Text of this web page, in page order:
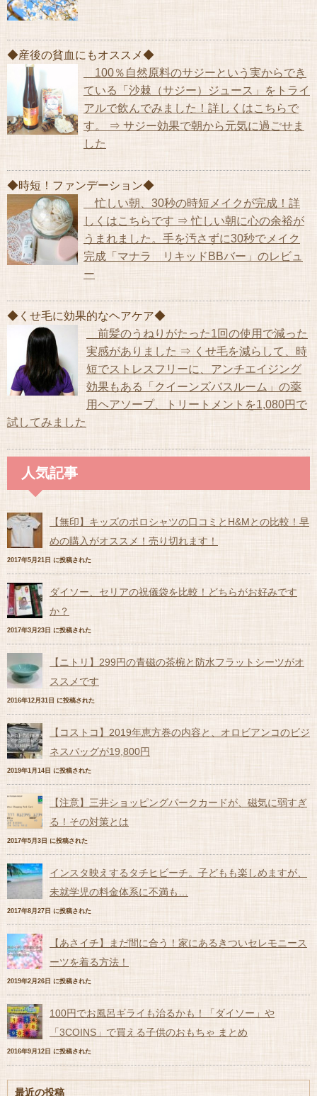
◆産後の貧血にもオススメ◆
100％自然原料のサジーという実からでき
ている「沙棘（サジー）ジュース」をトライ
アルで飲んでみました！詳しくはこちらで
す。 ⇒ サジー効果で朝から元気に過ごせま
した
◆時短！ファンデーション◆
忙しい朝、30秒の時短メイクが完成！詳
しくはこちらです ⇒ 忙しい朝に心の余裕が
うまれました。手を汚さずに30秒でメイク
完成「マナラ リキッドBBバー」のレビュ
ー
◆くせ毛に効果的なヘアケア◆
前髪のうねりがたった1回の使用で減った
実感がありました ⇒ くせ毛を減らして、時
短でストレスフリーに、アンチエイジング
効果もある「クイーンズバスルーム」の薬
用ヘアソープ、トリートメントを1,080円で
試してみました
人気記事
【無印】キッズのポロシャツの口コミとH&Mとの比較！早
めの購入がオススメ！売り切れます！
2017年5月21日 に投稿された
ダイソー、セリアの祝儀袋を比較！どちらがお好みです
か？
2017年3月23日 に投稿された
【ニトリ】299円の青磁の茶椀と防水フラットシーツがオ
ススメです
2016年12月31日 に投稿された
【コストコ】2019年恵方巻の内容と、オロビアンコのビジ
ネスバッグが19,800円
2019年1月14日 に投稿された
【注意】三井ショッピングパークカードが、磁気に弱すぎ
る！その対策とは
2017年5月3日 に投稿された
インスタ映えするタチヒビーチ。子どもも楽しめますが、
未就学児の料金体系に不満も…
2017年8月27日 に投稿された
【あさイチ】まだ間に合う！家にあるきついセレモニース
ーツを着る方法！
2019年2月26日 に投稿された
100円でお風呂ギライも治るかも！「ダイソー」や
「3COINS」で買える子供のおもちゃ まとめ
2016年9月12日 に投稿された
最近の投稿